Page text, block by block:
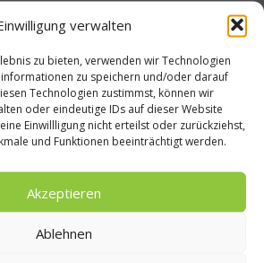
verwalten
zu bieten, verwenden wir Technologien
zu speichern und/oder darauf
Technologien zustimmst, können wir
oder eindeutige IDs auf dieser Website
Einwillligung nicht erteilst oder zurückziehst,
und Funktionen beeinträchtigt werden.
Akzeptieren
Ablehnen
Beachcomber – Alles über das Restaurant
Heinz Beck im Forte Village Resort
Was ist der Unterschied zwischen Limonen
und Limetten?